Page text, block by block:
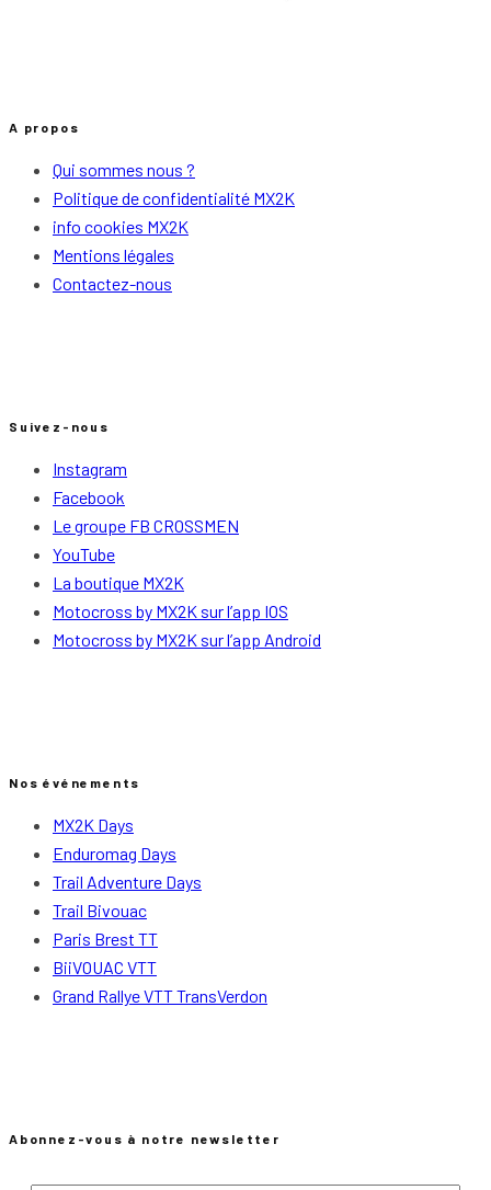
A propos
Qui sommes nous ?
Politique de confidentialité MX2K
info cookies MX2K
Mentions légales
Contactez-nous
Suivez-nous
Instagram
Facebook
Le groupe FB CROSSMEN
YouTube
La boutique MX2K
Motocross by MX2K sur l’app IOS
Motocross by MX2K sur l’app Android
Nos événements
MX2K Days
Enduromag Days
Trail Adventure Days
Trail Bivouac
Paris Brest TT
BiiVOUAC VTT
Grand Rallye VTT TransVerdon
Abonnez-vous à notre newsletter